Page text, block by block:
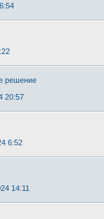
решение
20:57
6:52
14:11